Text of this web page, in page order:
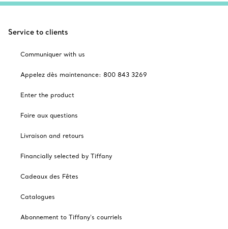
Service to clients
Communiquer with us
Appelez dès maintenance: 800 843 3269
Enter the product
Foire aux questions
Livraison and retours
Financially selected by Tiffany
Cadeaux des Fêtes
Catalogues
Abonnement to Tiffany's courriels